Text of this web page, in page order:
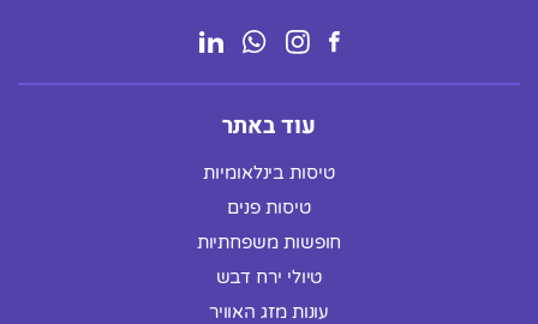
עוד באתר
טיסות בינלאומיות
טיסות פנים
חופשות משפחתיות
טיולי ירח דבש
עונות מזג האוויר